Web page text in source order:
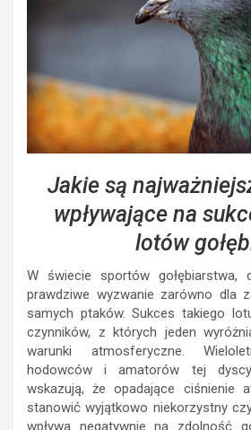
Jakie są
wpływające na
lotów
W świecie sportów gołębiarstwa,
prawdziwe wyzwanie zarówno dla
samych ptaków. Sukces takiego
czynników, z których jeden
warunki atmosferyczne.
hodowców i amatorów tej
wskazują, że opadające ciśnienie
stanowić wyjątkowo niekorzystny
wpływa negatywnie na zdolność